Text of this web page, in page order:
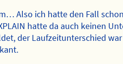
Also ich hatte den Fall
hatte da auch keinen
der Laufzeitunterschied